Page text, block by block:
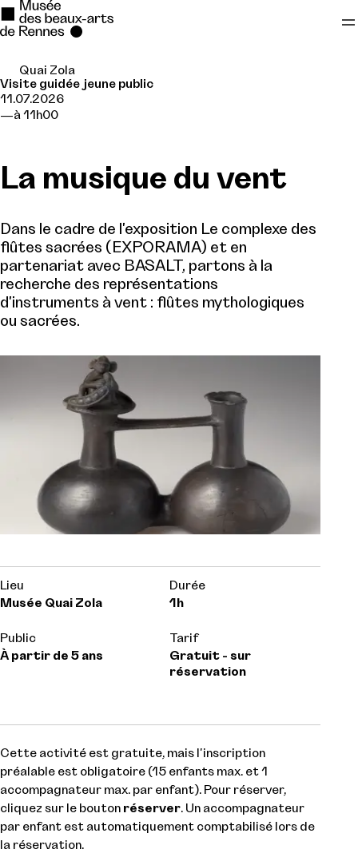
Se rendre au
Contenu principal
Quai Zola
Visite guidée jeune public
11.07.2026
à 11h00
La musique du vent
Dans le cadre de l'exposition Le complexe des
flûtes sacrées (EXPORAMA) et en
partenariat avec BASALT, partons à la
recherche des représentations
d'instruments à vent : flûtes mythologiques
ou sacrées.
Lieu
Musée Quai Zola
Durée
1h
Public
À partir de 5 ans
Tarif
Gratuit - sur
réservation
Cette activité est gratuite, mais l'inscription
préalable est obligatoire (15 enfants max. et 1
accompagnateur max. par enfant). Pour réserver,
cliquez sur le bouton réserver. Un accompagnateur
par enfant est automatiquement comptabilisé lors de
la réservation.